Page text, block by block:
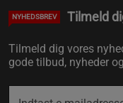
NYHEDSBREV Tilmeld
Tilmeld dig vores
gode tilbud, nyheder